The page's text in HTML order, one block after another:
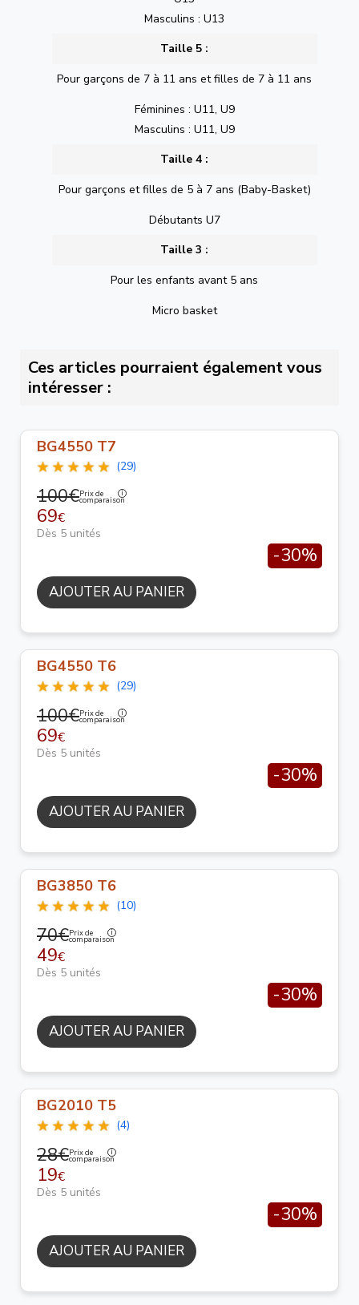
Masculins : U13
Taille 5 :
Pour garçons de 7 à 11 ans et filles de 7 à 11 ans
Féminines : U11, U9
Masculins : U11, U9
Taille 4 :
Pour garçons et filles de 5 à 7 ans (Baby-Basket)
Débutants U7
Taille 3 :
Pour les enfants avant 5 ans
Micro basket
Ces articles pourraient également vous
intéresser :
BG4550 T7
(29)
100€Prix de
comparaison
69€
Dès 5 unités
-30%
AJOUTER AU PANIER
BG4550 T6
(29)
100€Prix de
comparaison
69€
Dès 5 unités
-30%
AJOUTER AU PANIER
BG3850 T6
(10)
70€Prix de
comparaison
49€
Dès 5 unités
-30%
AJOUTER AU PANIER
BG2010 T5
(4)
28€Prix de
comparaison
19€
Dès 5 unités
-30%
AJOUTER AU PANIER